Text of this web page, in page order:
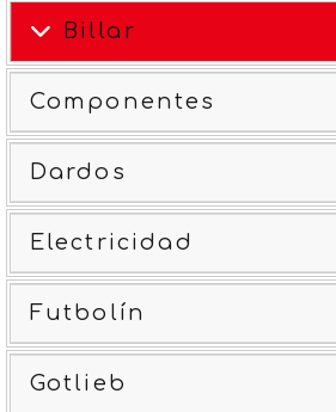
Billar
Componentes
Dardos
Electricidad
Futbolín
Gotlieb